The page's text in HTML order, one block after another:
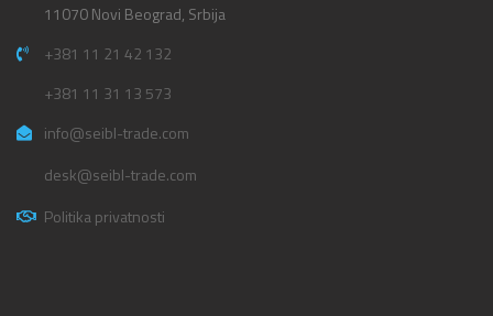
11070 Novi Beograd, Srbija
+381 11 21 42 132
+381 11 31 13 573
info@seibl-trade.com
desk@seibl-trade.com
Politika privatnosti